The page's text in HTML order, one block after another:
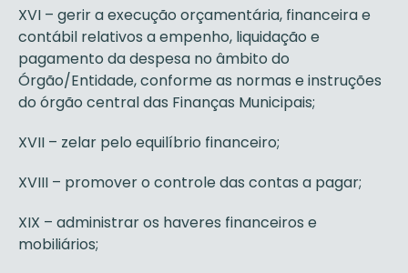
XVI – gerir a execução orçamentária, financeira e
contábil relativos a empenho, liquidação e
pagamento da despesa no âmbito do
Órgão/Entidade, conforme as normas e instruções
do órgão central das Finanças Municipais;
XVII – zelar pelo equilíbrio financeiro;
XVIII – promover o controle das contas a pagar;
XIX – administrar os haveres financeiros e
mobiliários;